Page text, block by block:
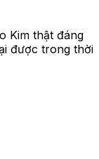
Kim thật đáng
được trong thời